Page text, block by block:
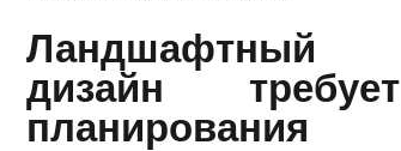
Ландшафтный
дизайн требует
планирования